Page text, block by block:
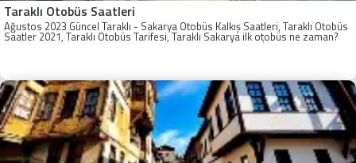
Taraklı Otobüs Saatleri
Ağustos 2023 Güncel Taraklı - Sakarya Otobüs Kalkış Saatleri, Taraklı Otobüs
Saatler 2021, Taraklı Otobüs Tarifesi, Taraklı Sakarya ilk otobüs ne zaman?
Taraklı - Sakarya Son Otobüs Ne zaman? Sakarya Taraklı İlk Otobüs Ne